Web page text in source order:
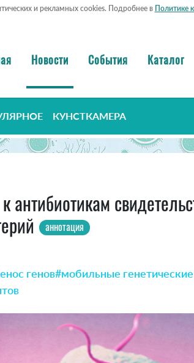
и рекламных cookies. Подробнее в Политике
Новости События Каталог
КУНСТКАМЕРА
аннотация
генов#мобильные